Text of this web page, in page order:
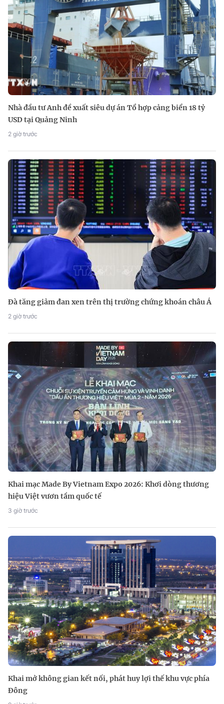
Nhà đầu tư Anh đề xuất siêu dự án Tổ hợp cảng biển 18 tỷ
USD tại Quảng Ninh
2 giờ trước
Đà tăng giảm đan xen trên thị trường chứng khoán châu Á
2 giờ trước
Khai mạc Made By Vietnam Expo 2026: Khơi dòng thương
hiệu Việt vươn tầm quốc tế
3 giờ trước
Khai mở không gian kết nối, phát huy lợi thế khu vực phía
Đông